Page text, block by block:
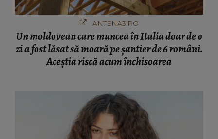
ANTENA3.RO
Un moldovean care muncea în Italia doar de o
zi a fost lăsat să moară pe şantier de 6 români.
Aceștia riscă acum închisoarea